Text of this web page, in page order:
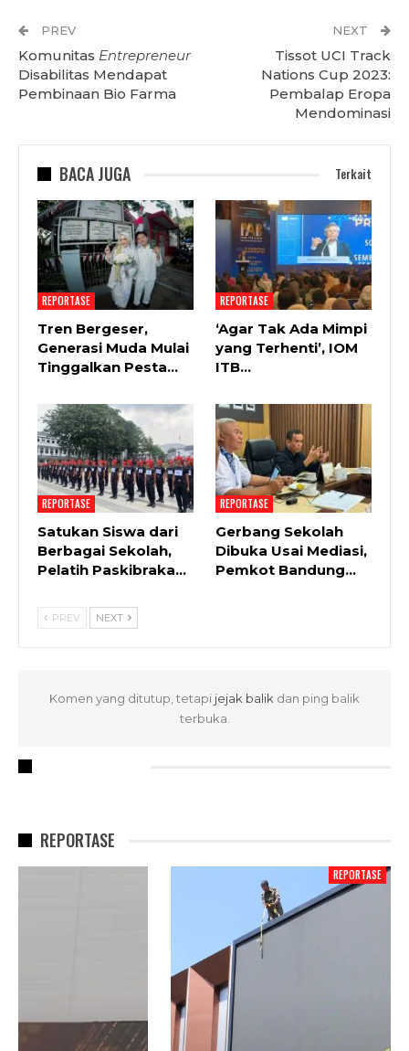
PREV
Komunitas Entrepreneur
Disabilitas Mendapat
Pembinaan Bio Farma
NEXT
Tissot UCI Track
Nations Cup 2023:
Pembalap Eropa
Mendominasi
BACA JUGA Terkait
REPORTASE
Tren Bergeser,
Generasi Muda Mulai
Tinggalkan Pesta…
REPORTASE
‘Agar Tak Ada Mimpi
yang Terhenti’, IOM
ITB…
REPORTASE
Satukan Siswa dari
Berbagai Sekolah,
Pelatih Paskibraka…
REPORTASE
Gerbang Sekolah
Dibuka Usai Mediasi,
Pemkot Bandung…
PREV NEXT
Komen yang ditutup, tetapi jejak balik dan ping balik
terbuka.
REPORTASE